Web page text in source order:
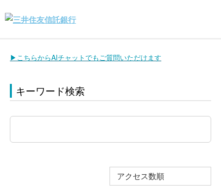
▶こちらからAIチャットでもご質問いただけます
キーワード検索
アクセス数順